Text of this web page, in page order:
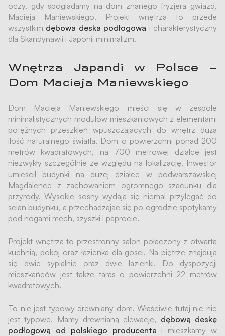
oczy, gdy spoglądamy na dom znanego fryzjera gwiazd,
Macieja Maniewskiego. Projekt wnętrza to przede
wszystkim dębowa deska podłogowa i charakterystyczny
dla Skandynawii i Japonii minimalizm.
Wnętrza Japandi w Polsce –
Dom Macieja Maniewskiego
Dom Macieja Maniewskiego mieści się w zespole
minimalistycznych modułów mieszkaniowych z elementami
potężnych przeszkleń wpuszczających do wnętrz dużą
ilość naturalnego światła. Dom o powierzchni ponad 200
metrów kwadratowych, na 700 metrowej działce jest
niezwykły szczególnie ze względu na lokalizację. Inwestor
umieścił budynki na dużej działce w podwarszawskiej
Magdalence z zachowaniem ogromnego szacunku dla
przyrody. Wysokie sosny wydają się niemal przylegać do
ścian budynku, a przechadzając się po ogrodzie spotykamy
pod nogami mech, szyszki i paprocie.
Projekt wnętrza to przestronny salon połączony z otwartą
kuchnią, pokój oraz łazienka dla gości. Na piętrze znajdują
się dwie sypialnie oraz dwie łazienki. Do dyspozycji
mieszkańców jest także taras o powierzchni 22 metrów
kwadratowych.
To nie jest typowy drewniany dom. Właściwie tutaj nic nie
jest typowe. Mamy drewnianą elewację, dębową deskę
podłogową od polskiego producenta i mieszkamy w